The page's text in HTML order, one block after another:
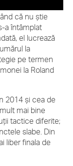
că nu știe
a întâmplat
el lucrează
la
pe termen
la Roland
2014 și cea de
mai bine
tactice diferite;
slabe. Din
liber finala de